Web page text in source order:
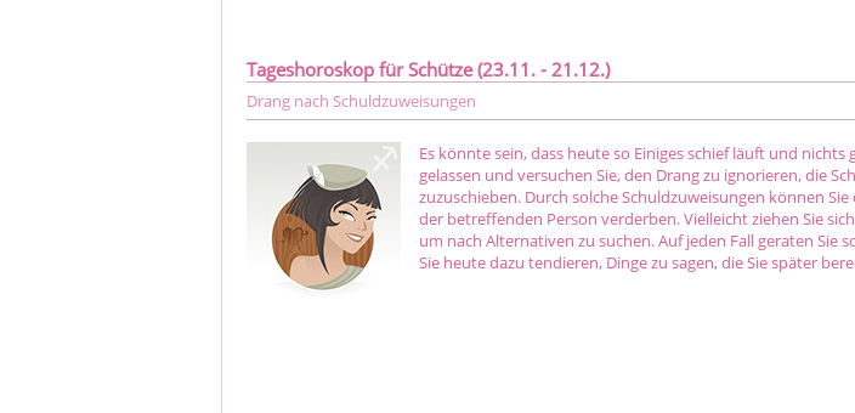
Tageshoroskop für Schütze (23.11. - 21.12.)
Drang nach Schuldzuweisungen
Es könnte sein, dass heute so Einiges schief läuft und nichts
gelassen und versuchen Sie, den Drang zu ignorieren, die
zuzuschieben. Durch solche Schuldzuweisungen können
der betreffenden Person verderben. Vielleicht ziehen Sie
um nach Alternativen zu suchen. Auf jeden Fall geraten Sie
Sie heute dazu tendieren, Dinge zu sagen, die Sie später